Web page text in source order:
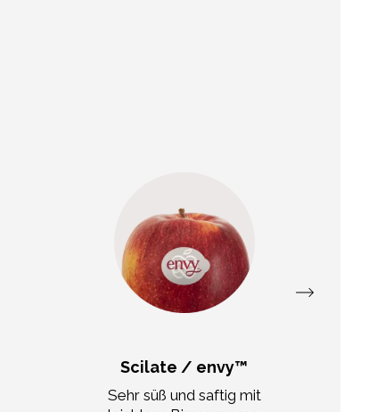
Scilate / envy™
Sehr süß und saftig mit